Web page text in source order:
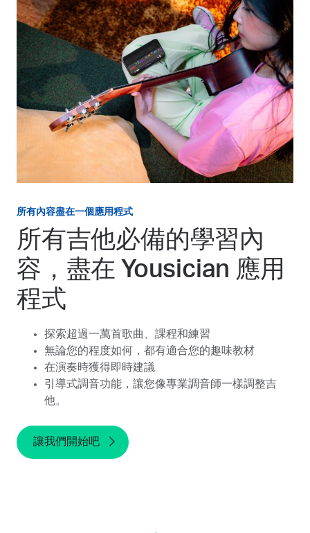
所有內容盡在一個應用程式
所有吉他必備的學習內
容，盡在 Yousician 應用
程式
探索超過一萬首歌曲、課程和練習
無論您的程度如何，都有適合您的趣味教材
在演奏時獲得即時建議
引導式調音功能，讓您像專業調音師一樣調整吉
他。
讓我們開始吧